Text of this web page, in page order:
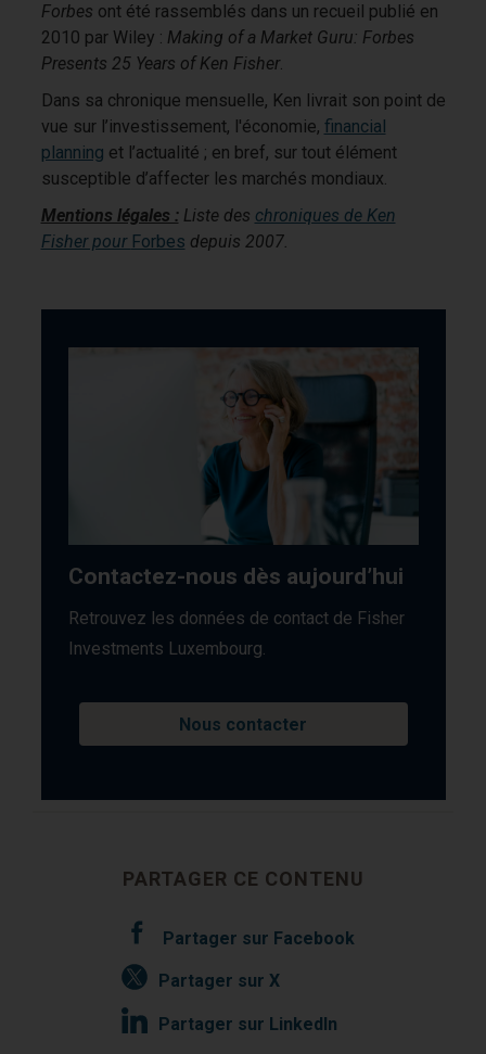
Forbes ont été rassemblés dans un recueil publié en
2010 par Wiley : Making of a Market Guru: Forbes
Presents 25 Years of Ken Fisher.
Dans sa chronique mensuelle, Ken livrait son point de
vue sur l’investissement, l'économie, financial
planning et l’actualité ; en bref, sur tout élément
susceptible d’affecter les marchés mondiaux.
Mentions légales :Liste des chroniques de Ken
Fisher pour Forbes depuis 2007.
Contactez-nous dès aujourd’hui
Retrouvez les données de contact de Fisher
Investments Luxembourg.
Nous contacter
PARTAGER CE CONTENU
Partager sur Facebook
Partager sur X
Partager sur LinkedIn